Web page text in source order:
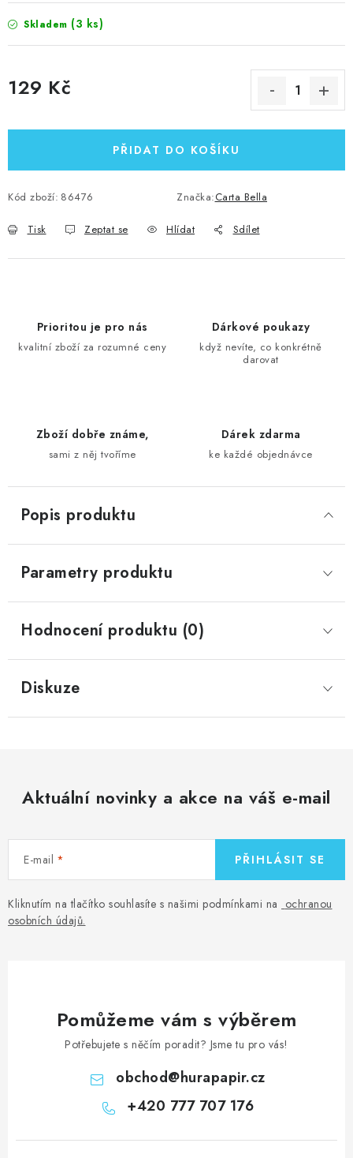
Skladem (3 ks)
129 Kč
PŘIDAT DO KOŠÍKU
Kód zboží: 86476 Značka:Carta Bella
Tisk Zeptat se Hlídat Sdílet
Prioritou je pro nás
kvalitní zboží za rozumné ceny
Dárkové poukazy
když nevíte, co konkrétně
darovat
Zboží dobře známe,
sami z něj tvoříme
Dárek zdarma
ke každé objednávce
Popis produktu
Parametry produktu
Hodnocení produktu (0)
Diskuze
Aktuální novinky a akce na váš e-mail
E-mail
Kliknutím na tlačítko souhlasíte s našimi podmínkami na ochranou
osobních údajů.
PŘIHLÁSIT SE
Pomůžeme vám s výběrem
Potřebujete s něčím poradit? Jsme tu pro vás!
obchod@hurapapir.cz
+420 777 707 176